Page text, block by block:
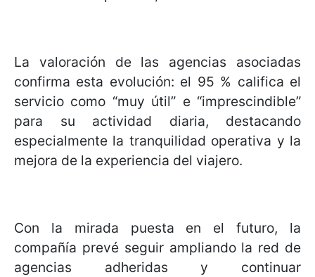
La valoración de las agencias asociadas
confirma esta evolución: el 95 % califica el
servicio como “muy útil” e “imprescindible”
para su actividad diaria, destacando
especialmente la tranquilidad operativa y la
mejora de la experiencia del viajero.
Con la mirada puesta en el futuro, la
compañía prevé seguir ampliando la red de
agencias adheridas y continuar